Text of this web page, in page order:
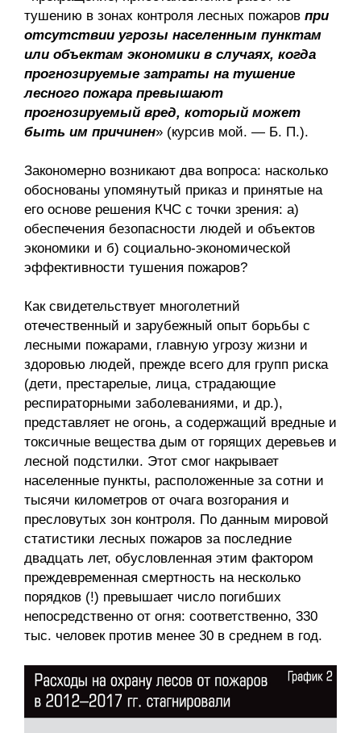
тушению в зонах контроля лесных пожаров при
отсутствии угрозы населенным пунктам
или объектам экономики в случаях, когда
прогнозируемые затраты на тушение
лесного пожара превышают
прогнозируемый вред, который может
быть им причинен» (курсив мой. — Б. П.).
Закономерно возникают два вопроса: насколько
обоснованы упомянутый приказ и принятые на
его основе решения КЧС с точки зрения: а)
обеспечения безопасности людей и объектов
экономики и б) социально-экономической
эффективности тушения пожаров?
Как свидетельствует многолетний
отечественный и зарубежный опыт борьбы с
лесными пожарами, главную угрозу жизни и
здоровью людей, прежде всего для групп риска
(дети, престарелые, лица, страдающие
респираторными заболеваниями, и др.),
представляет не огонь, а содержащий вредные и
токсичные вещества дым от горящих деревьев и
лесной подстилки. Этот смог накрывает
населенные пункты, расположенные за сотни и
тысячи километров от очага возгорания и
пресловутых зон контроля. По данным мировой
статистики лесных пожаров за последние
двадцать лет, обусловленная этим фактором
преждевременная смертность на несколько
порядков (!) превышает число погибших
непосредственно от огня: соответственно, 330
тыс. человек против менее 30 в среднем в год.